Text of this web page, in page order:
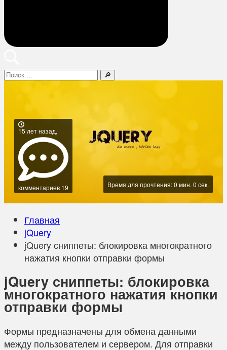
Поиск
15 лет назад,
комментариев 19 Время для прочтения: 0 мин. 0 сек.
Главная
jQuery
jQuery сниппеты: блокировка многократного
нажатия кнопки отправки формы
jQuery сниппеты: блокировка
многократного нажатия кнопки
отправки формы
Формы предназначены для обмена данными
между пользователем и сервером. Для отправки